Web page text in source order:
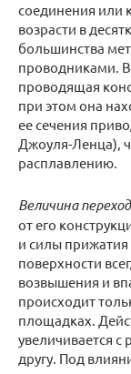
соединения или
возрасти в
большинства
проводниками. В
проводящая
при этом она
ее сечения
Джоуля-Ленца),
расплавлению.
Величина
от его
и силы прижатия
поверхности
возвышения и
происходит
площадках.
увеличивается с
другу. Под